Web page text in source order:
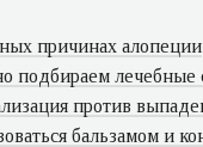
причинах алопеции
подбираем лечебные
против
бальзамом и